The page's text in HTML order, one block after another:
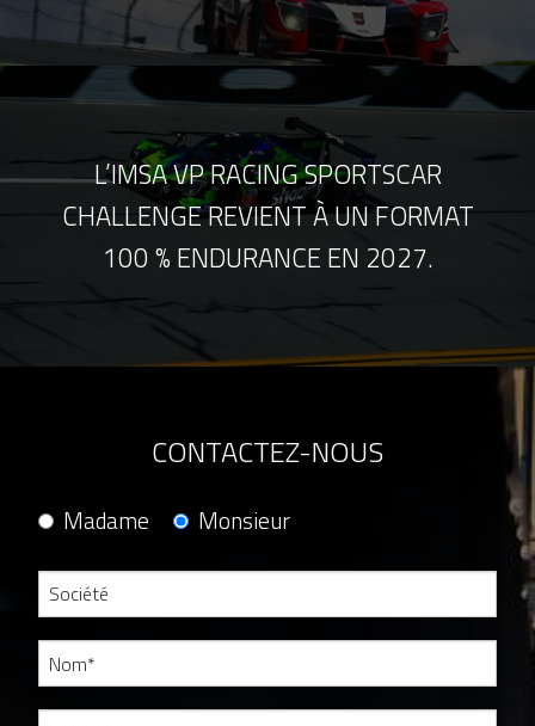
L’IMSA VP RACING SPORTSCAR
CHALLENGE REVIENT À UN FORMAT
100 % ENDURANCE EN 2027.
CONTACTEZ-NOUS
Madame Monsieur